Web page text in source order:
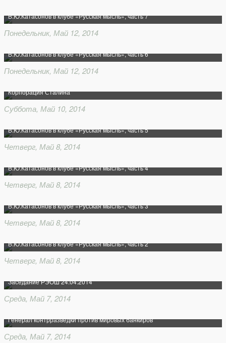
В.Ю.Катасонов в клубе «Русская мысль», часть 7
Понедельник, Май 12, 2014
В.Ю.Катасонов в клубе «Русская мысль», часть 6
Понедельник, Май 12, 2014
Корпорация Сталина
Суббота, Май 10, 2014
В.Ю.Катасонов в клубе «Русская мысль», часть 5
Четверг, Май 8, 2014
В.Ю.Катасонов в клубе «Русская мысль», часть 4
Четверг, Май 8, 2014
В.Ю.Катасонов в клубе «Русская мысль», часть 3
Четверг, Май 8, 2014
В.Ю.Катасонов в клубе «Русская мысль», часть 2
Четверг, Май 8, 2014
Заседание РЭОШ 24.04.2014
Среда, Май 7, 2014
Генерал контрразведки против мировых банкиров
Среда, Май 7, 2014